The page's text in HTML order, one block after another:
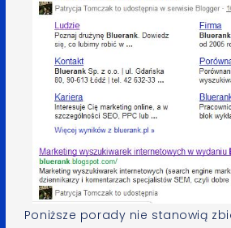
Poniższe porady nie stanowią